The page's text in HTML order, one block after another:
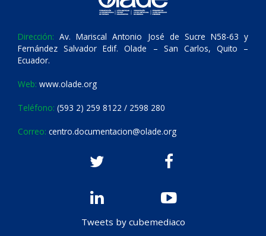
Dirección: Av. Mariscal Antonio José de Sucre N58-63 y
Fernández Salvador Edif. Olade – San Carlos, Quito –
Ecuador.
Web: www.olade.org
Teléfono: (593 2) 259 8122 / 2598 280
Correo: centro.documentacion@olade.org
Tweets by cubemediaco